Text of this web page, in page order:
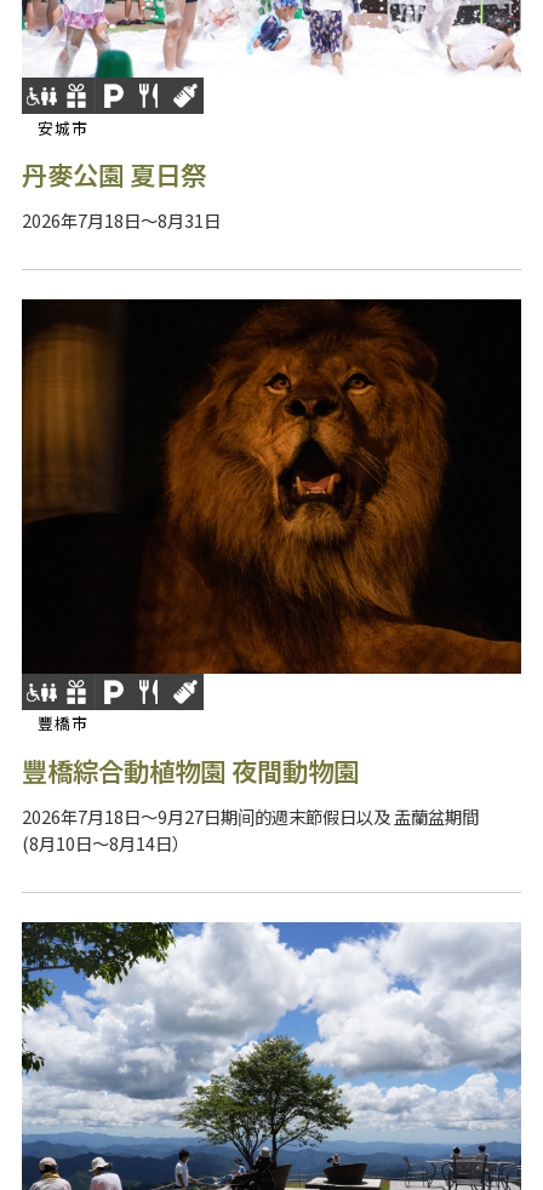
安城市
丹麥公園 夏日祭
2026年7月18日～8月31日
豐橋市
豐橋綜合動植物園 夜間動物園
2026年7月18日～9月27日期间的週末節假日以及 盂蘭盆期間
(8月10日～8月14日）